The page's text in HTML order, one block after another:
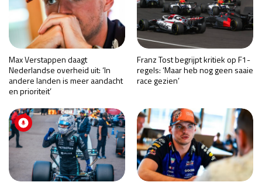
Max Verstappen daagt
Nederlandse overheid uit: ‘In
andere landen is meer aandacht
en prioriteit’
Franz Tost begrijpt kritiek op F1-
regels: ‘Maar heb nog geen saaie
race gezien’